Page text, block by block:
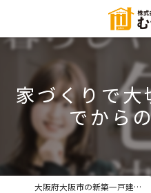
家づくりで大
でから
大阪府大阪市の新築一戸建てなら株式会社むつみ住建